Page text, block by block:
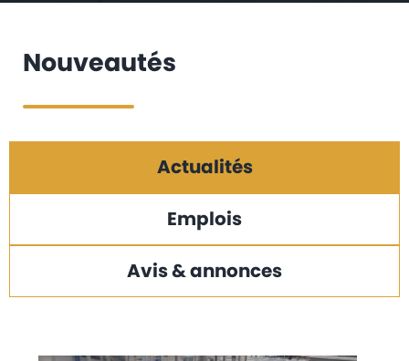
Nouveautés
Actualités
Emplois
Avis & annonces